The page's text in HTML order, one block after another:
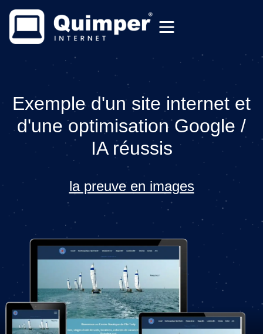
Exemple d'un site internet et
d'une optimisation Google /
IA réussis
la preuve en images